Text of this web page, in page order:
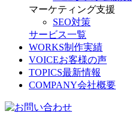
マーケティング支援
SEO対策
サービス一覧
WORKS制作実績
VOICEお客様の声
TOPICS最新情報
COMPANY会社概要